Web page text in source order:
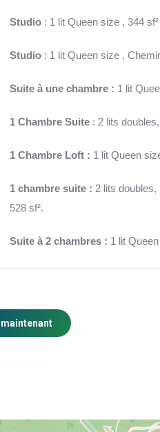
Studio: 1 lit Queen size , 344 sf²
Studio: 1 lit Queen size ,
Suite à une chambre : 1 lit
1 Chambre Suite: 2 lits doubles,
1 Chambre Loft : 1 lit Queen
1 chambre suite : 2 lits
528 sf².
Suite à 2 chambres : 1 lit
maintenant